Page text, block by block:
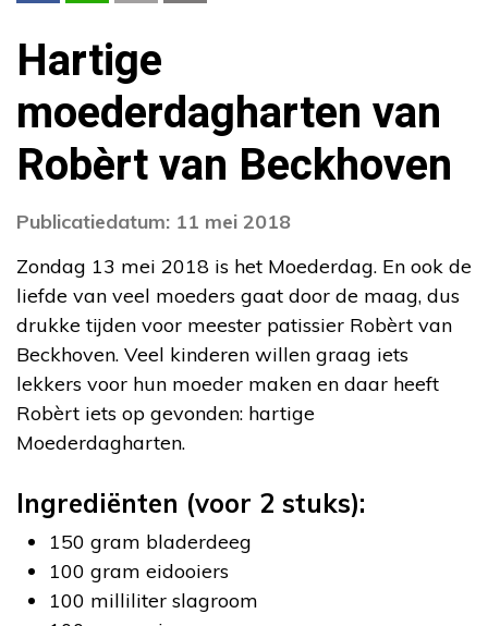
Hartige
moederdagharten van
Robèrt van Beckhoven
Publicatiedatum: 11 mei 2018
Zondag 13 mei 2018 is het Moederdag. En ook de
liefde van veel moeders gaat door de maag, dus
drukke tijden voor meester patissier Robèrt van
Beckhoven. Veel kinderen willen graag iets
lekkers voor hun moeder maken en daar heeft
Robèrt iets op gevonden: hartige
Moederdagharten.
Ingrediënten (voor 2 stuks):
150 gram bladerdeeg
100 gram eidooiers
100 milliliter slagroom